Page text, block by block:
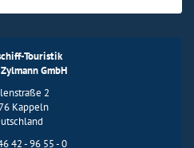
Touristik
GmbH
2
Kappeln
42 - 96 55 - 0